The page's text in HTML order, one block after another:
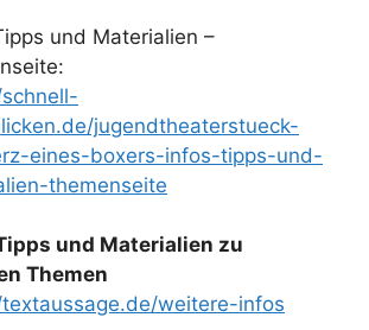
und Materialien –
jugendtheaterstueck-
eines-boxers-infos-tipps-und-
themenseite
und Materialien zu
Themen
weitere-infos